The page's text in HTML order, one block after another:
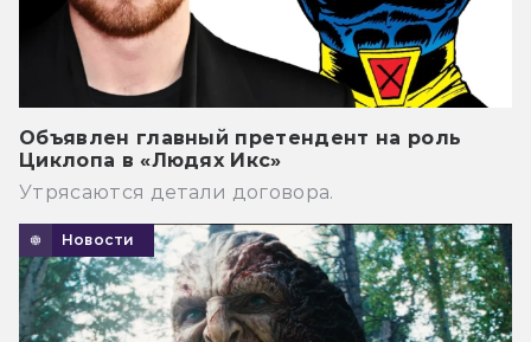
Объявлен главный претендент на роль
Циклопа в «Людях Икс»
Утрясаются детали договора.
Новости